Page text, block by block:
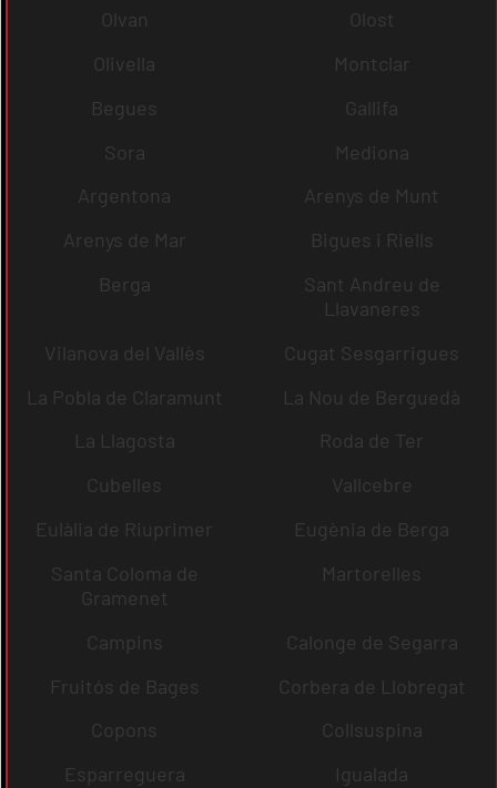
Olvan
Olost
Olivella
Montclar
Begues
Gallifa
Sora
Mediona
Argentona
Arenys de Munt
Arenys de Mar
Bigues i Riells
Berga
Sant Andreu de
Llavaneres
Vilanova del Vallès
Cugat Sesgarrigues
La Pobla de Claramunt
La Nou de Berguedà
La Llagosta
Roda de Ter
Cubelles
Vallcebre
Eulàlia de Riuprimer
Eugènia de Berga
Santa Coloma de
Gramenet
Martorelles
Campins
Calonge de Segarra
Fruitós de Bages
Corbera de Llobregat
Copons
Collsuspina
Esparreguera
Igualada